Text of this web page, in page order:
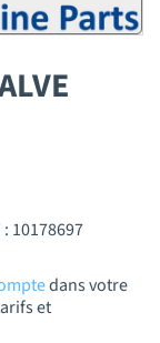
: 10178697
dans votre
et